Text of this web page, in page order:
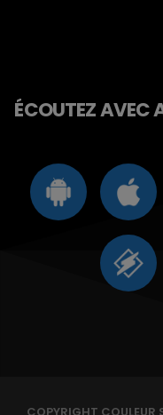
ÉCOUTEZ AVEC